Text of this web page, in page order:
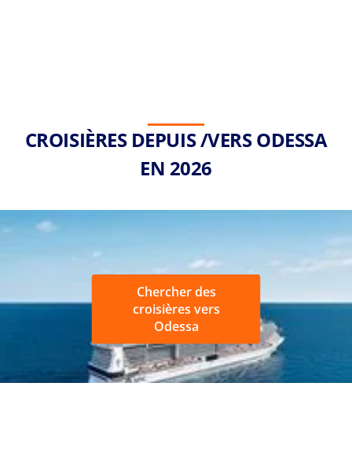
CROISIÈRES DEPUIS /VERS ODESSA
EN 2026
Chercher des
croisières vers
Odessa